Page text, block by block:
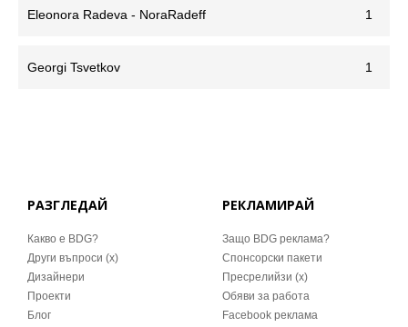
Eleonora Radeva - NoraRadeff 1
Georgi Tsvetkov 1
РАЗГЛЕДАЙ
Какво е BDG?
Други въпроси (x)
Дизайнери
Проекти
Блог
РЕКЛАМИРАЙ
Защо BDG реклама?
Спонсорски пакети
Пресрелийзи (x)
Обяви за работа
Facebook реклама